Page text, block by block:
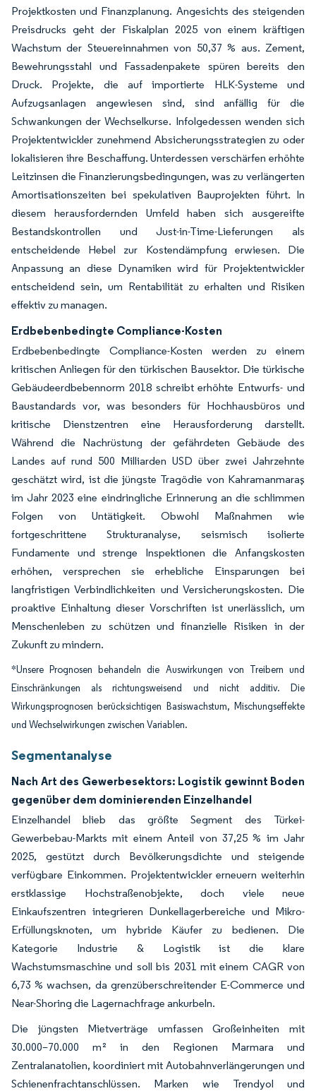
Projektkosten und Finanzplanung. Angesichts des steigenden
Preisdrucks geht der Fiskalplan 2025 von einem kräftigen
Wachstum der Steuereinnahmen von 50,37 % aus. Zement,
Bewehrungsstahl und Fassadenpakete spüren bereits den
Druck. Projekte, die auf importierte HLK-Systeme und
Aufzugsanlagen angewiesen sind, sind anfällig für die
Schwankungen der Wechselkurse. Infolgedessen wenden sich
Projektentwickler zunehmend Absicherungsstrategien zu oder
lokalisieren ihre Beschaffung. Unterdessen verschärfen erhöhte
Leitzinsen die Finanzierungsbedingungen, was zu verlängerten
Amortisationszeiten bei spekulativen Bauprojekten führt. In
diesem herausfordernden Umfeld haben sich ausgereifte
Bestandskontrollen und Just-in-Time-Lieferungen als
entscheidende Hebel zur Kostendämpfung erwiesen. Die
Anpassung an diese Dynamiken wird für Projektentwickler
entscheidend sein, um Rentabilität zu erhalten und Risiken
effektiv zu managen.
Erdbebenbedingte Compliance-Kosten
Erdbebenbedingte Compliance-Kosten werden zu einem
kritischen Anliegen für den türkischen Bausektor. Die türkische
Gebäudeerdbebennorm 2018 schreibt erhöhte Entwurfs- und
Baustandards vor, was besonders für Hochhausbüros und
kritische Dienstzentren eine Herausforderung darstellt.
Während die Nachrüstung der gefährdeten Gebäude des
Landes auf rund 500 Milliarden USD über zwei Jahrzehnte
geschätzt wird, ist die jüngste Tragödie von Kahramanmaraş
im Jahr 2023 eine eindringliche Erinnerung an die schlimmen
Folgen von Untätigkeit. Obwohl Maßnahmen wie
fortgeschrittene Strukturanalyse, seismisch isolierte
Fundamente und strenge Inspektionen die Anfangskosten
erhöhen, versprechen sie erhebliche Einsparungen bei
langfristigen Verbindlichkeiten und Versicherungskosten. Die
proaktive Einhaltung dieser Vorschriften ist unerlässlich, um
Menschenleben zu schützen und finanzielle Risiken in der
Zukunft zu mindern.
*Unsere Prognosen behandeln die Auswirkungen von Treibern und
Einschränkungen als richtungsweisend und nicht additiv. Die
Wirkungsprognosen berücksichtigen Basiswachstum, Mischungseffekte
und Wechselwirkungen zwischen Variablen.
Segmentanalyse
Nach Art des Gewerbesektors: Logistik gewinnt Boden
gegenüber dem dominierenden Einzelhandel
Einzelhandel blieb das größte Segment des Türkei-
Gewerbebau-Markts mit einem Anteil von 37,25 % im Jahr
2025, gestützt durch Bevölkerungsdichte und steigende
verfügbare Einkommen. Projektentwickler erneuern weiterhin
erstklassige Hochstraßenobjekte, doch viele neue
Einkaufszentren integrieren Dunkellagerbereiche und Mikro-
Erfüllungsknoten, um hybride Käufer zu bedienen. Die
Kategorie Industrie & Logistik ist die klare
Wachstumsmaschine und soll bis 2031 mit einem CAGR von
6,73 % wachsen, da grenzüberschreitender E-Commerce und
Near-Shoring die Lagernachfrage ankurbeln.
Die jüngsten Mietverträge umfassen Großeinheiten mit
30.000–70.000 m² in den Regionen Marmara und
Zentralanatolien, koordiniert mit Autobahnverlängerungen und
Schienenfrachtanschlüssen. Marken wie Trendyol und